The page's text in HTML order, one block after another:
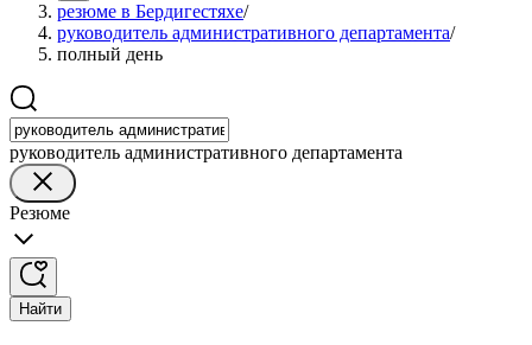
резюме в Бердигестяхе/
руководитель административного департамента/
полный день
руководитель административного департамента
Резюме
Найти